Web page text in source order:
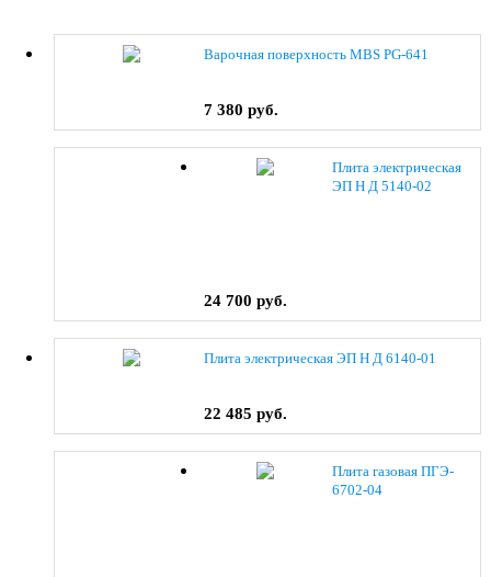
Варочная поверхность MBS PG-641
7 380 руб.
Плита электрическая
ЭП Н Д 5140-02
24 700 руб.
Плита электрическая ЭП Н Д 6140-01
22 485 руб.
Плита газовая ПГЭ-
6702-04